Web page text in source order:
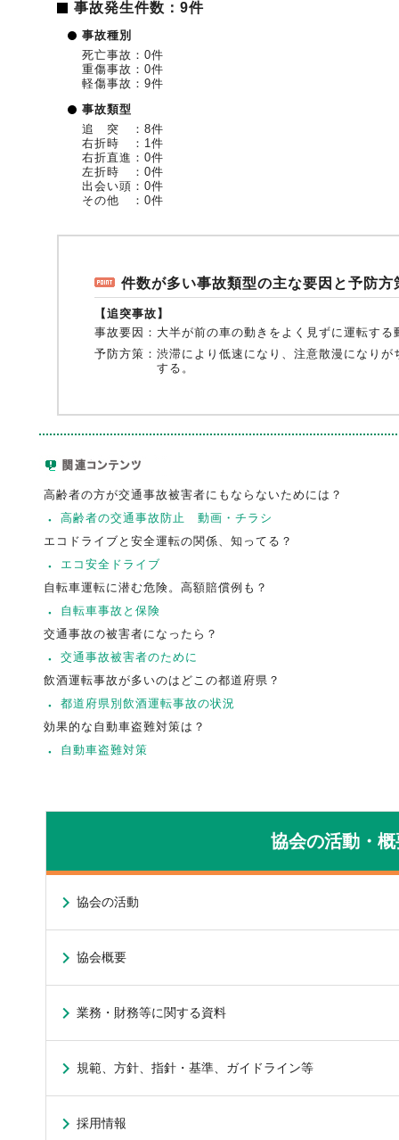
事故発生件数：9件
事故種別
死亡事故：0件
重傷事故：0件
軽傷事故：9件
事故類型
追 突 ：8件
右折時 ：1件
右折直進：0件
左折時 ：0件
出会い頭：0件
その他 ：0件
件数が多い事故類型の主な要因と予防方
【追突事故】
事故要因： 大半が前の車の動きをよく見ずに運転する
予防方策： 渋滞により低速になり、注意散漫になり
する。
高齢者の方が交通事故被害者にもならないためには？
高齢者の交通事故防止 動画・チラシ
エコドライブと安全運転の関係、知ってる？
エコ安全ドライブ
自転車運転に潜む危険。高額賠償例も？
自転車事故と保険
交通事故の被害者になったら？
交通事故被害者のために
飲酒運転事故が多いのはどこの都道府県？
都道府県別飲酒運転事故の状況
効果的な自動車盗難対策は？
自動車盗難対策
協会の活動・概
協会の活動
協会概要
業務・財務等に関する資料
規範、方針、指針・基準、ガイドライン等
採用情報